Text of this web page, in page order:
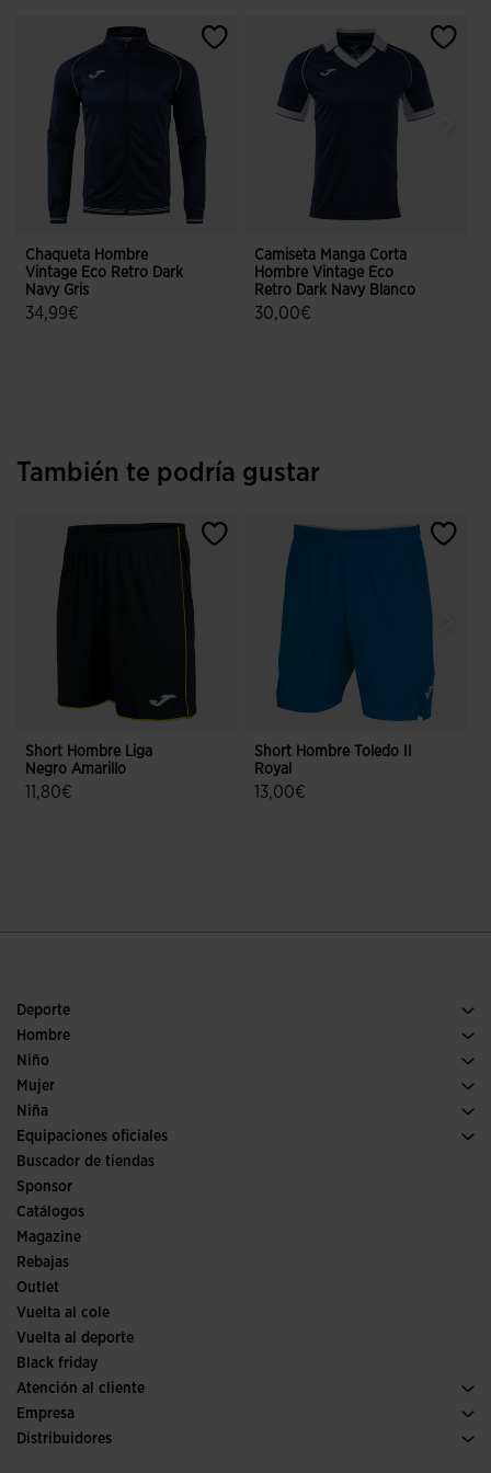
Chaqueta Hombre
Vintage Eco Retro Dark
Navy Gris
34,99€
Camiseta Manga Corta
Hombre Vintage Eco
Retro Dark Navy Blanco
30,00€
También te podría gustar
Short Hombre Liga
Negro Amarillo
11,80€
Short Hombre Toledo II
Royal
13,00€
Deporte
Running
Pádel
Fútbol
Trail running
Tenis
Hombre
Calzado Hombre
Deporte
Niño
Ver todo ropa niño
Mujer
Ropa Mujer
Deporte
Niña
Ver todo ropa niña
Equipaciones oficiales
Fútbol
Fútbol sala
Comités y Federaciones
Ediciones especiales
Buscador de tiendas
Sponsor
Catálogos
Magazine
Rebajas
Outlet
Vuelta al cole
Vuelta al deporte
Black friday
Atención al cliente
Condiciones de compra
Transporte y entrega
Empresa
Historia
Distribuidores